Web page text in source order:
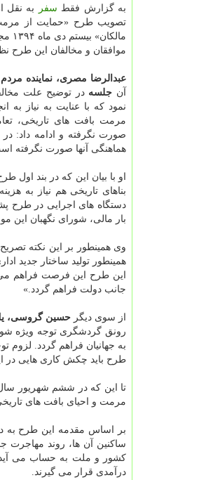
به گزارش فقط سفر
به نقل
تصویب طرح «حمایت از مرمت
موافقان و مخالفان این طرح
عبدالرضا مصری، نماینده
آن جلسه در توضیح علت
نمود كه با عنایت به نیاز به
مرمت بافت های تاریخی،
هماهنگی آنها صورت نگرفته
او با بیان این كه در بند
بناهای تاریخی هم نیاز به
دستگاه های اجرایی در طرح
بار مالی، شورای نگهبان این
وی همینطور بر این نكته
همینطور تولید ساختار جدید
این طرح این فرصت فراهم
جانب دولت فراهم گردد.»
از سوی دیگر حسین گروسی، یك
رونق گردشگری توجه ویژه
به جهانیان فراهم گردد.
طرح باید چكش كاری هایی در
مرمت و احیای بافت های
بر اساس مقدمه این طرح به
ساكنین آن ها، روند
كشور و ملت به حساب می آید
درآمدی قرار می گیرند.